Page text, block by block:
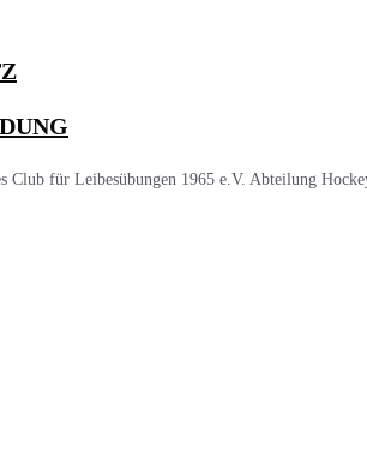
Club für Leibesübungen 1965 e.V. Abteilung